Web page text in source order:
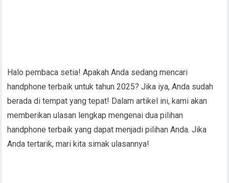
Halo pembaca setia! Apakah Anda sedang mencari
handphone terbaik untuk tahun 2025? Jika iya, Anda sudah
berada di tempat yang tepat! Dalam artikel ini, kami akan
memberikan ulasan lengkap mengenai dua pilihan
handphone terbaik yang dapat menjadi pilihan Anda. Jika
Anda tertarik, mari kita simak ulasannya!